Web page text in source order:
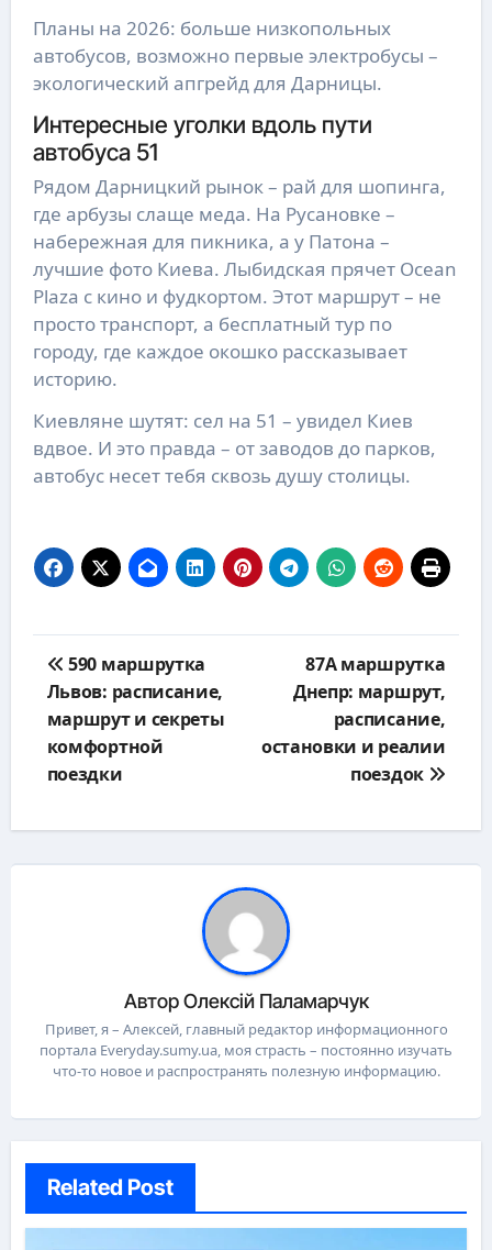
Планы на 2026: больше низкопольных
автобусов, возможно первые электробусы –
экологический апгрейд для Дарницы.
Интересные уголки вдоль пути
автобуса 51
Рядом Дарницкий рынок – рай для шопинга,
где арбузы слаще меда. На Русановке –
набережная для пикника, а у Патона –
лучшие фото Киева. Лыбидская прячет Ocean
Plaza с кино и фудкортом. Этот маршрут – не
просто транспорт, а бесплатный тур по
городу, где каждое окошко рассказывает
историю.
Киевляне шутят: сел на 51 – увидел Киев
вдвое. И это правда – от заводов до парков,
автобус несет тебя сквозь душу столицы.
по
записям
590 маршрутка
Львов: расписание,
маршрут и секреты
комфортной
поездки
87А маршрутка
Днепр: маршрут,
расписание,
остановки и реалии
поездок
АвторОлексій Паламарчук
Привет, я – Алексей, главный редактор информационного
портала Everyday.sumy.ua, моя страсть – постоянно изучать
что-то новое и распространять полезную информацию.
Related Post